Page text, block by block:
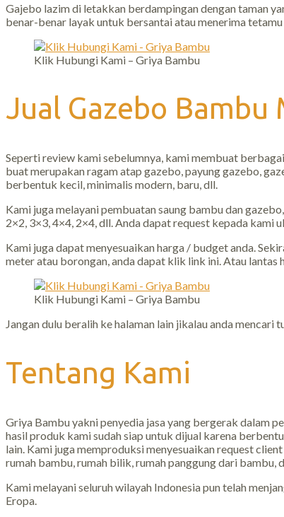
Gajebo lazim di letakkan berdampingan dengan taman
benar-benar layak untuk bersantai atau menerima tetamu
Klik Hubungi Kami – Griya Bambu
Jual Gazebo Bambu
Seperti review kami sebelumnya, kami membuat
buat merupakan ragam atap gazebo, payung gazebo,
berbentuk kecil, minimalis modern, baru, dll.
Kami juga melayani pembuatan saung bambu dan
2×2, 3×3, 4×4, 2×4, dll. Anda dapat request kepada kami
Kami juga dapat menyesuaikan harga / budget anda.
meter atau borongan, anda dapat klik link ini. Atau lantas
Klik Hubungi Kami – Griya Bambu
Jangan dulu beralih ke halaman lain jikalau anda
Tentang Kami
Griya Bambu yakni penyedia jasa yang bergerak dalam
hasil produk kami sudah siap untuk dijual karena
lain. Kami juga memproduksi menyesuaikan request
rumah bambu, rumah bilik, rumah panggung dari bambu,
Kami melayani seluruh wilayah Indonesia pun telah
Eropa.